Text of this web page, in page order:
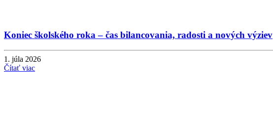
Koniec školského roka – čas bilancovania, radosti a nových výziev
1. júla 2026
Čítať viac